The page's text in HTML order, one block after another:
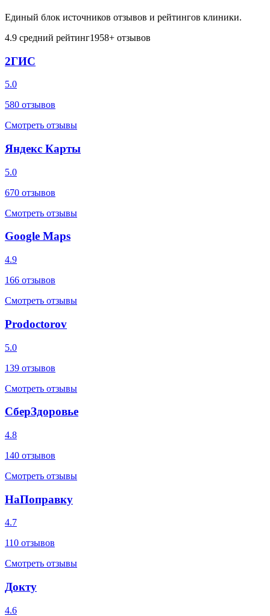
Единый блок источников отзывов и рейтингов клиники.
4.9 средний рейтинг1958+ отзывов
2ГИС
5.0
580 отзывов
Смотреть отзывы
Яндекс Карты
5.0
670 отзывов
Смотреть отзывы
Google Maps
4.9
166 отзывов
Смотреть отзывы
Prodoctorov
5.0
139 отзывов
Смотреть отзывы
СберЗдоровье
4.8
140 отзывов
Смотреть отзывы
НаПоправку
4.7
110 отзывов
Смотреть отзывы
Докту
4.6